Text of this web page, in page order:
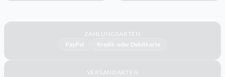
ZAHLUNGSARTEN
PayPal
Kredit- oder Debitkarte
VERSANDARTEN